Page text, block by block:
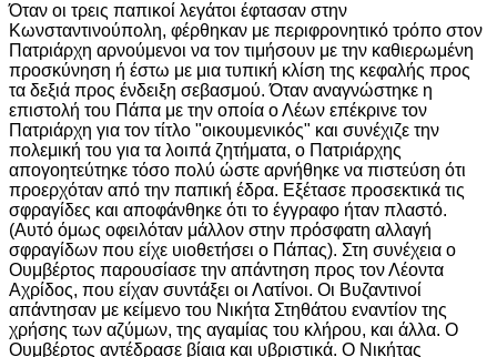
Όταν οι τρεις παπικοί λεγάτοι έφτασαν στην
Κωνσταντινούπολη, φέρθηκαν με περιφρονητικό τρόπο στον
Πατριάρχη αρνούμενοι να τον τιμήσουν με την καθιερωμένη
προσκύνηση ή έστω με μια τυπική κλίση της κεφαλής προς
τα δεξιά προς ένδειξη σεβασμού. Όταν αναγνώστηκε η
επιστολή του Πάπα με την οποία ο Λέων επέκρινε τον
Πατριάρχη για τον τίτλο "οικουμενικός" και συνέχιζε την
πολεμική του για τα λοιπά ζητήματα, ο Πατριάρχης
απογοητεύτηκε τόσο πολύ ώστε αρνήθηκε να πιστεύση ότι
προερχόταν από την παπική έδρα. Εξέτασε προσεκτικά τις
σφραγίδες και αποφάνθηκε ότι το έγγραφο ήταν πλαστό.
(Αυτό όμως οφειλόταν μάλλον στην πρόσφατη αλλαγή
σφραγίδων που είχε υιοθετήσει ο Πάπας). Στη συνέχεια ο
Ουμβέρτος παρουσίασε την απάντηση προς τον Λέοντα
Αχρίδος, που είχαν συντάξει οι Λατίνοι. Οι Βυζαντινοί
απάντησαν με κείμενο του Νικήτα Στηθάτου εναντίον της
χρήσης των αζύμων, της αγαμίας του κλήρου, και άλλα. Ο
Ουμβέρτος αντέδρασε βίαια και υβριστικά. Ο Νικήτας